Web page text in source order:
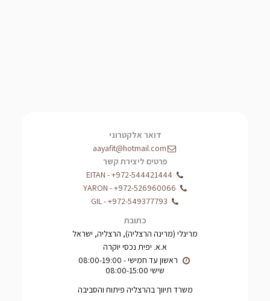
דואר אלקטרוני
aayafit@hotmail.com
פרטים ליצירת קשר
+972-544421444
-
EITAN
+972-526960066
-
YARON
+972-549377793
-
GIL
כתובת
מרינלי (מרינה הרצליה), הרצליה, ישראל
א.א. יפית נכסי יוקרה
שישי 08:00-15:00
משרד תיווך בהרצליה פיתוח והסביבה